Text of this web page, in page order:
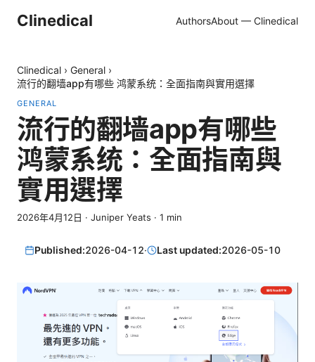
Clinedical AuthorsAbout — Clinedical
Clinedical › General ›
流行的翻墙app有哪些 鸿蒙系统：全面指南與實用選擇
GENERAL
流行的翻墙app有哪些
鸿蒙系统：全面指南與
實用選擇
2026年4月12日 · Juniper Yeats · 1 min
Published:2026-04-12· Last updated:2026-05-10